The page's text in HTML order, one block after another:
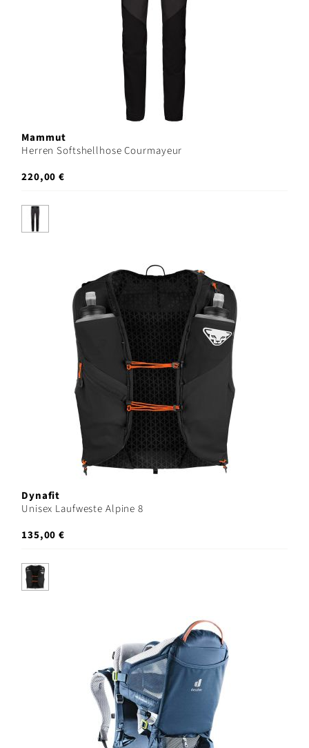
Mammut
Herren Softshellhose Courmayeur
220,00 €
Dynafit
Unisex Laufweste Alpine 8
135,00 €